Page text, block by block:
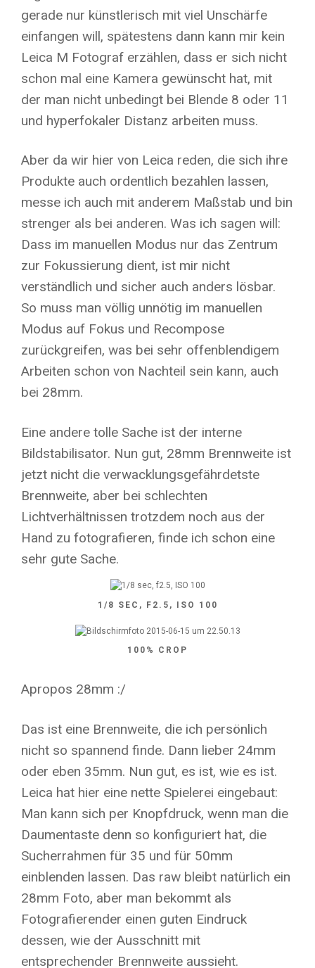
gerade nur künstlerisch mit viel Unschärfe
einfangen will, spätestens dann kann mir kein
Leica M Fotograf erzählen, dass er sich nicht
schon mal eine Kamera gewünscht hat, mit
der man nicht unbedingt bei Blende 8 oder 11
und hyperfokaler Distanz arbeiten muss.
Aber da wir hier von Leica reden, die sich ihre
Produkte auch ordentlich bezahlen lassen,
messe ich auch mit anderem Maßstab und bin
strenger als bei anderen. Was ich sagen will:
Dass im manuellen Modus nur das Zentrum
zur Fokussierung dient, ist mir nicht
verständlich und sicher auch anders lösbar.
So muss man völlig unnötig im manuellen
Modus auf Fokus und Recompose
zurückgreifen, was bei sehr offenblendigem
Arbeiten schon von Nachteil sein kann, auch
bei 28mm.
Eine andere tolle Sache ist der interne
Bildstabilisator. Nun gut, 28mm Brennweite ist
jetzt nicht die verwacklungsgefährdetste
Brennweite, aber bei schlechten
Lichtverhältnissen trotzdem noch aus der
Hand zu fotografieren, finde ich schon eine
sehr gute Sache.
1/8 SEC, F2.5, ISO 100
100% CROP
Apropos 28mm :/
Das ist eine Brennweite, die ich persönlich
nicht so spannend finde. Dann lieber 24mm
oder eben 35mm. Nun gut, es ist, wie es ist.
Leica hat hier eine nette Spielerei eingebaut:
Man kann sich per Knopfdruck, wenn man die
Daumentaste denn so konfiguriert hat, die
Sucherrahmen für 35 und für 50mm
einblenden lassen. Das raw bleibt natürlich ein
28mm Foto, aber man bekommt als
Fotografierender einen guten Eindruck
dessen, wie der Ausschnitt mit
entsprechender Brennweite aussieht.